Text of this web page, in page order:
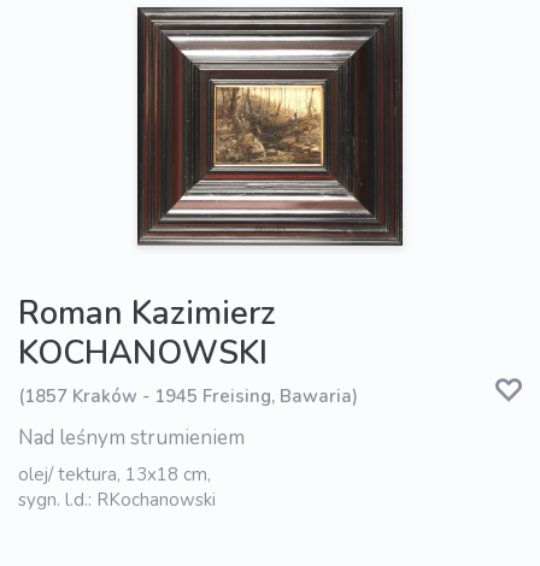
Roman Kazimierz
KOCHANOWSKI
(1857 Kraków - 1945 Freising, Bawaria)
Nad leśnym strumieniem
olej/ tektura, 13x18 cm,
sygn. l.d.: RKochanowski